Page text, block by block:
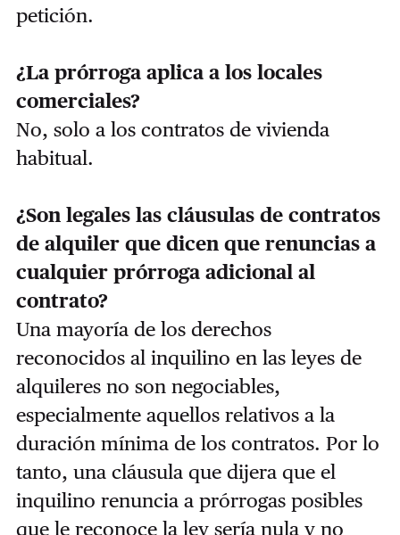
petición.
¿La prórroga aplica a los locales
comerciales?
No, solo a los contratos de vivienda
habitual.
¿Son legales las cláusulas de contratos
de alquiler que dicen que renuncias a
cualquier prórroga adicional al
contrato?
Una mayoría de los derechos
reconocidos al inquilino en las leyes de
alquileres no son negociables,
especialmente aquellos relativos a la
duración mínima de los contratos. Por lo
tanto, una cláusula que dijera que el
inquilino renuncia a prórrogas posibles
que le reconoce la ley sería nula y no